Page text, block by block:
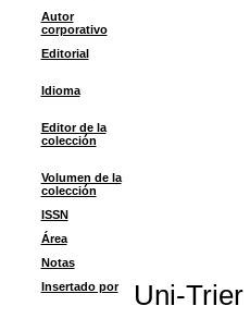
Autor
corporativo
Editorial
Idioma
Editor de la
colección
Volumen de la
colección
ISSN
Área
Notas
Insertado por
Uni-